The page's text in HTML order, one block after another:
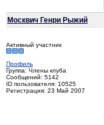
Москвич Генри Рыжий
Активный участник
Профиль
Группа: Члены клуба
Сообщений: 5142
ID пользователя: 10525
Регистрация: 23 Май 2007